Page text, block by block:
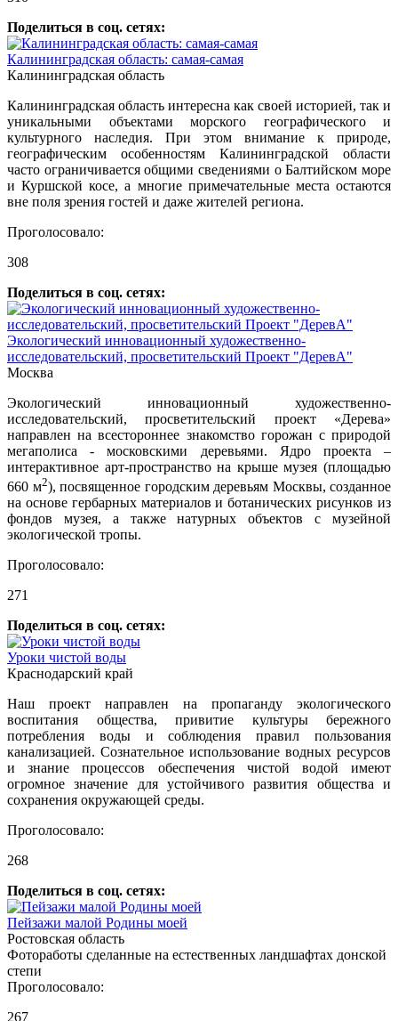
Поделиться в соц. сетях:
Калининградская область: самая-самая
Калининградская область
Калининградская область интересна как своей историей, так и
уникальными объектами морского географического и
культурного наследия. При этом внимание к природе,
географическим особенностям Калининградской области
часто ограничивается общими сведениями о Балтийском море
и Куршской косе, а многие примечательные места остаются
вне поля зрения гостей и даже жителей региона.
Проголосовало:
308
Поделиться в соц. сетях:
Экологический инновационный художественно-
исследовательский, просветительский Проект "ДеревА"
Москва
Экологический инновационный художественно-
исследовательский, просветительский проект «Дерева»
направлен на всестороннее знакомство горожан с природой
мегаполиса - московскими деревьями. Ядро проекта –
интерактивное арт-пространство на крыше музея (площадью
660 м2), посвященное городским деревьям Москвы, созданное
на основе гербарных материалов и ботанических рисунков из
фондов музея, а также натурных объектов с музейной
экологической тропы.
Проголосовало:
271
Поделиться в соц. сетях:
Уроки чистой воды
Краснодарский край
Наш проект направлен на пропаганду экологического
воспитания общества, привитие культуры бережного
потребления воды и соблюдения правил пользования
канализацией. Сознательное использование водных ресурсов
и знание процессов обеспечения чистой водой имеют
огромное значение для устойчивого развития общества и
сохранения окружающей среды.
Проголосовало:
268
Поделиться в соц. сетях:
Пейзажи малой Родины моей
Ростовская область
Фотоработы сделанные на естественных ландшафтах донской
степи
Проголосовало:
267